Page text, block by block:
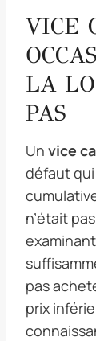
VICE
LA
PAS
Un vice
défaut
n’était
pas
prix